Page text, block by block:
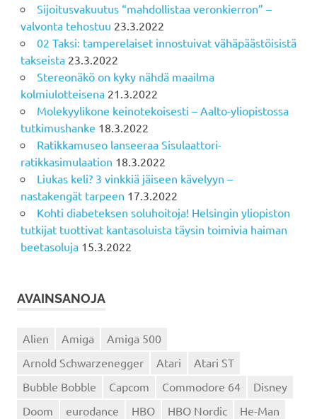
Sijoitusvakuutus “mahdollistaa veronkierron” –
valvonta tehostuu 23.3.2022
02 Taksi: tamperelaiset innostuivat vähäpäästöisistä
takseista 23.3.2022
Stereonäkö on kyky nähdä maailma
kolmiulotteisena 21.3.2022
Molekyylikone keinotekoisesti – Aalto-yliopistossa
tutkimushanke 18.3.2022
Ratikkamuseo lanseeraa Sisulaattori-
ratikkasimulaation 18.3.2022
Liukas keli? 3 vinkkiä jäiseen kävelyyn –
nastakengät tarpeen 17.3.2022
Kohti diabeteksen soluhoitoja! Helsingin yliopiston
tutkijat tuottivat kantasoluista täysin toimivia haiman
beetasoluja 15.3.2022
AVAINSANOJA
Alien Amiga
Amiga 500
Arnold Schwarzenegger
Atari
Atari ST
Bubble Bobble
Capcom Commodore 64
Disney
Doom
eurodance HBO HBO Nordic
He-Man